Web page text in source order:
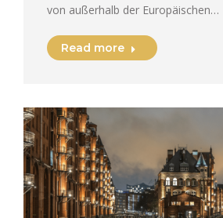
von außerhalb der Europäischen…
Read more